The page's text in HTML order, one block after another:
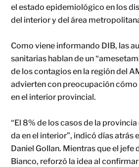
el estado epidemiológico en los
del interior y del área
Como viene informando DIB, las
sanitarias hablan de un
de los contagios en la región del
advierten con preocupación cómo
en el interior provincial.
“El 8% de los casos de la
da en el interior”, indicó días atrás
Daniel Gollan. Mientras que el jefe
Bianco, reforzó la idea al